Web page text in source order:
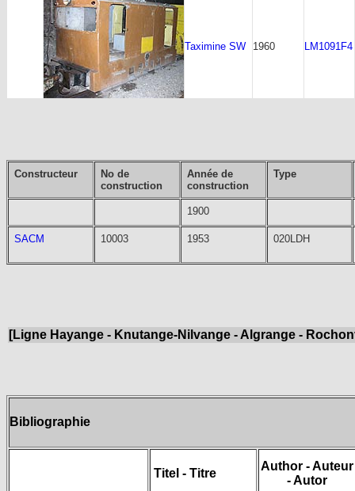
Taximine SW 1960 LM1091F4
Constructeur
No de
construction
Année de
construction
Type
1900
SACM 10003 1953 020LDH
[Ligne Hayange - Knutange-Nilvange - Algrange -
Bibliographie
Titel - Titre
Author - Auteur
- Autor